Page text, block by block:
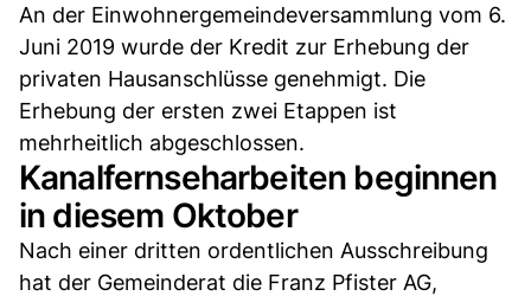
An der Einwohnergemeindeversammlung vom 6.
Juni 2019 wurde der Kredit zur Erhebung der
privaten Hausanschlüsse genehmigt. Die
Erhebung der ersten zwei Etappen ist
mehrheitlich abgeschlossen.
Kanalfernseharbeiten beginnen
in diesem Oktober
Nach einer dritten ordentlichen Ausschreibung
hat der Gemeinderat die Franz Pfister AG,